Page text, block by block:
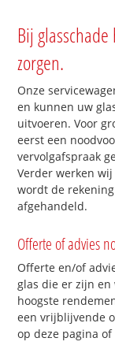
Bij
zorgen.
Onze
en kunnen uw
uitvoeren. Voor
eerst een
vervolgafspraak
Verder werken
wordt de
afgehandeld.
Offerte of advies
Offerte en/of
glas die er zijn
hoogste
een vrijblijvende
op deze pagina of